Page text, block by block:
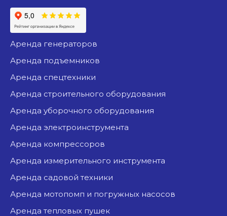
аренда генераторов
аренда подъемников
аренда спецтехники
аренда строительного оборудования
аренда уборочного оборудования
аренда электроинструмента
аренда компрессоров
аренда измерительного инструмента
аренда садовой техники
аренда мотопомп и погружных насосов
аренда тепловых пушек